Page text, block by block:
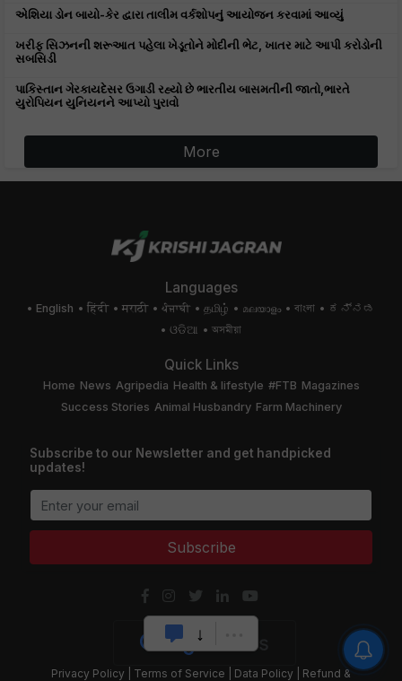
એશિયા ડોન બાયો-કેર દ્વારા તાલીમ વર્કશોપનું આયોજન કરવામાં આવ્યું
ખરીફ સિઝનની શરૂઆત પહેલા ખેડૂતોને મોદીની ભેટ, ખાતર માટે આપી કરોડોની
સબસિડી
પાકિસ્તાન ગેરકાયદેસર ઉગાડી રહ્યો છે ભારતીય બાસમતીની જાતો,ભારતે
યુરોપિયન યુનિયનને આપ્યો પુરાવો
More
Languages
English हिंदी मराठी ਪੰਜਾਬੀ தமிழ் മലയാളം বাংলা
ಕನ್ನಡ
ଓଡିଆ
অসমীয়া
Quick Links
Home News Agripedia Health & lifestyle #FTB Magazines
Success Stories Animal Husbandry Farm Machinery
Subscribe to our Newsletter and get handpicked
updates!
Subscribe
Privacy Policy Terms of Service Data Policy Refund &